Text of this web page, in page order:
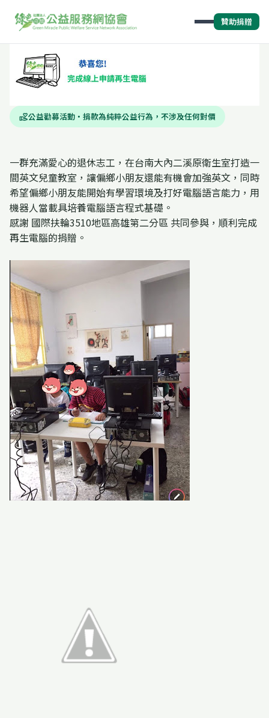
贊助捐贈
volunteer_activism公益勸募活動・捐款為純粹公益行為，不涉及任何對價
一群充滿愛心的退休志工，在台南大內二溪原衛生室打造一
間英文兒童教室，讓偏鄉小朋友還能有機會加強英文，同時
希望偏鄉小朋友能開始有學習環境及打好電腦語言能力，用
機器人當載具培養電腦語言程式基礎。
感謝 國際扶輪3510地區高雄第二分區 共同參與，順利完成
再生電腦的捐贈。